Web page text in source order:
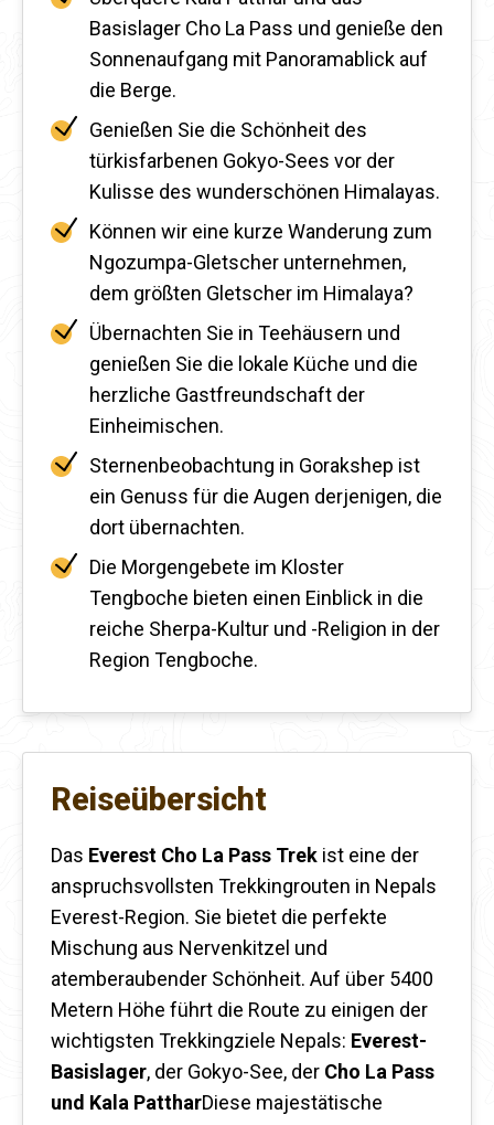
Basislager Cho La Pass und genieße den
Sonnenaufgang mit Panoramablick auf
die Berge.
Genießen Sie die Schönheit des
türkisfarbenen Gokyo-Sees vor der
Kulisse des wunderschönen Himalayas.
Können wir eine kurze Wanderung zum
Ngozumpa-Gletscher unternehmen,
dem größten Gletscher im Himalaya?
Übernachten Sie in Teehäusern und
genießen Sie die lokale Küche und die
herzliche Gastfreundschaft der
Einheimischen.
Sternenbeobachtung in Gorakshep ist
ein Genuss für die Augen derjenigen, die
dort übernachten.
Die Morgengebete im Kloster
Tengboche bieten einen Einblick in die
reiche Sherpa-Kultur und -Religion in der
Region Tengboche.
Reiseübersicht
Das Everest Cho La Pass Trek ist eine der
anspruchsvollsten Trekkingrouten in Nepals
Everest-Region. Sie bietet die perfekte
Mischung aus Nervenkitzel und
atemberaubender Schönheit. Auf über 5400
Metern Höhe führt die Route zu einigen der
wichtigsten Trekkingziele Nepals: Everest-
Basislager, der Gokyo-See, der Cho La Pass
und Kala PattharDiese majestätische